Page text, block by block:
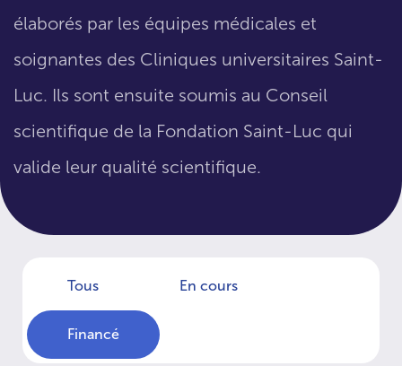
élaborés par les équipes médicales et
soignantes des Cliniques universitaires Saint-
Luc. Ils sont ensuite soumis au Conseil
scientifique de la Fondation Saint-Luc qui
valide leur qualité scientifique.
Tous En cours
Financé